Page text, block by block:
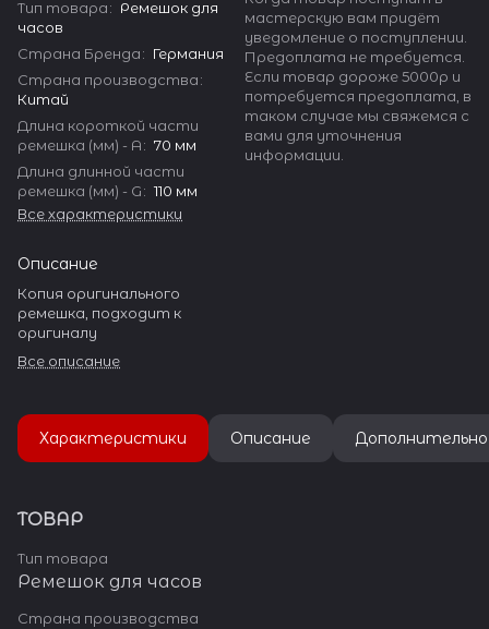
Тип товара: Ремешок для
часов
Страна Бренда: Германия
Страна производства:
Китай
Длина короткой части
ремешка (мм) - A: 70 мм
Длина длинной части
ремешка (мм) - G: 110 мм
Все характеристики
Описание
Копия оригинального
ремешка, подходит к
оригиналу
Все описание
мастерскую вам придёт
уведомление о поступлении.
Предоплата не требуется.
Если товар дороже 5000р и
потребуется предоплата, в
таком случае мы свяжемся с
вами для уточнения
информации.
Характеристики Описание Дополнительно
ТОВАР
Тип товара
Ремешок для часов
Страна производства